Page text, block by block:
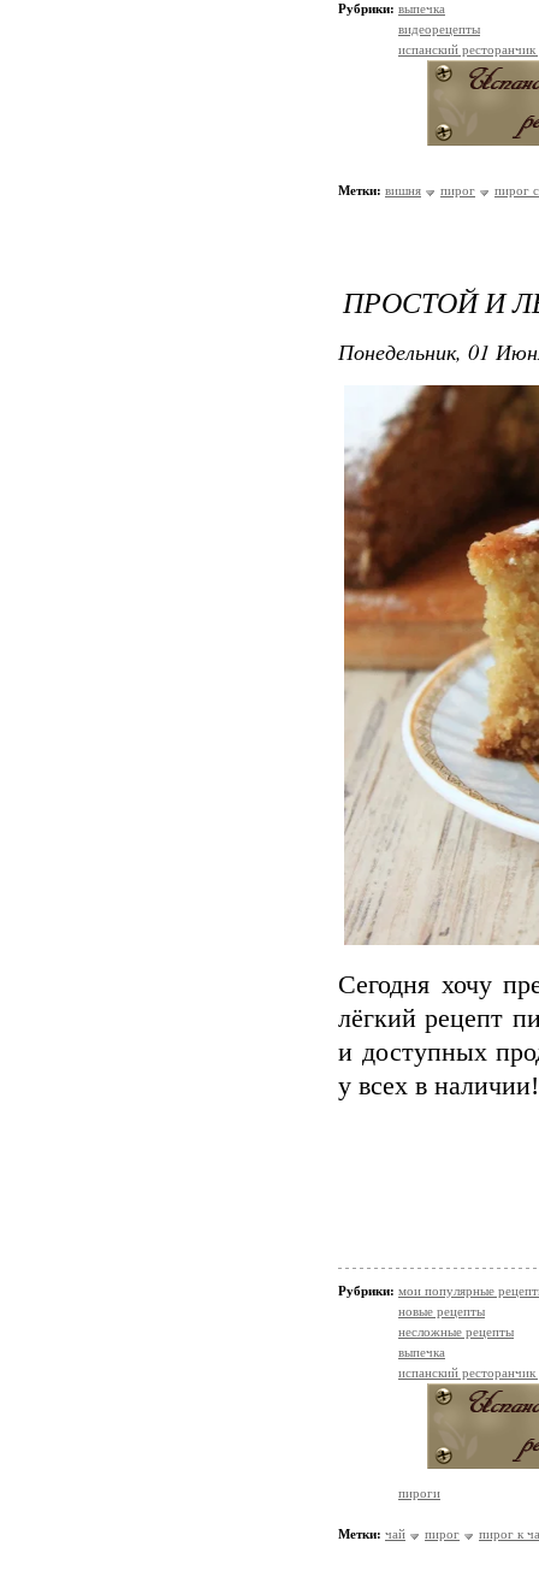
Рубрики: выпечка
видеорецепты
испанский
Метки: вишня пирог пирог
ПРОСТОЙ И
Понедельник, 01
Сегодня хочу
лёгкий рецепт
и доступных
у всех в наличии!
Рубрики: мои популярные
новые рецепты
несложные рецепты
выпечка
испанский
пироги
Метки: чай пирог пирог к